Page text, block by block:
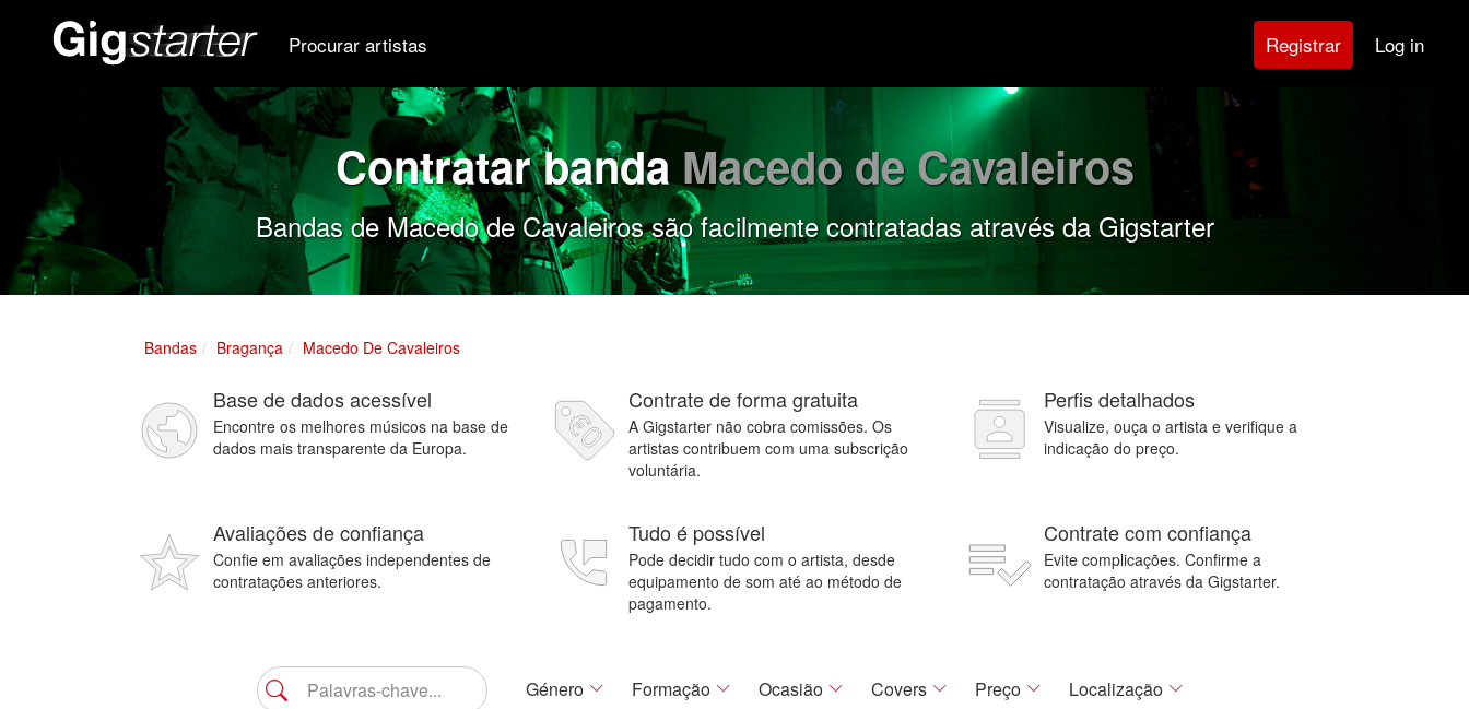
Procurar artistas Registrar Log in
Contratar banda Macedo de Cavaleiros
Bandas de Macedo de Cavaleiros são facilmente contratadas através da Gigstarter
Bandas Bragança Macedo De Cavaleiros
Base de dados acessível
Encontre os melhores músicos na base de
dados mais transparente da Europa.
Contrate de forma gratuita
A Gigstarter não cobra comissões. Os
artistas contribuem com uma subscrição
voluntária.
Perfis detalhados
Visualize, ouça o artista e verifique a
indicação do preço.
Avaliações de confiança
Confie em avaliações independentes de
contratações anteriores.
Tudo é possível
Pode decidir tudo com o artista, desde
equipamento de som até ao método de
pagamento.
Contrate com confiança
Evite complicações. Confirme a
contratação através da Gigstarter.
Género Formação Ocasião Covers Preço Localização